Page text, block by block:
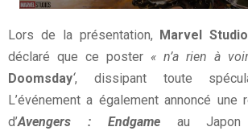
Lors de la présentation, Marvel
déclaré que ce poster « n’a rien à
Doomsday‘, dissipant toute
L’événement a également annoncé
d’Avengers : Endgameau Japon